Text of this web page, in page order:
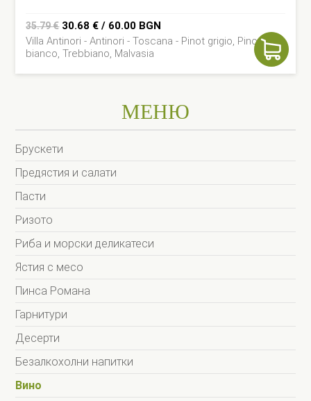
35.79€ Original
price
was:
35.79 €.
30.68 € / 60.00 BGN
price
30.68 €.
Villa Antinori - Antinori - Toscana - Pinot grigio, Pinot
bianco, Trebbiano, Malvasia
МЕНЮ
Брускети
Предястия и салати
Пасти
Ризото
Риба и морски деликатеси
Ястия с месо
Пинса Романа
Гарнитури
Десерти
Безалкохолни напитки
Вино